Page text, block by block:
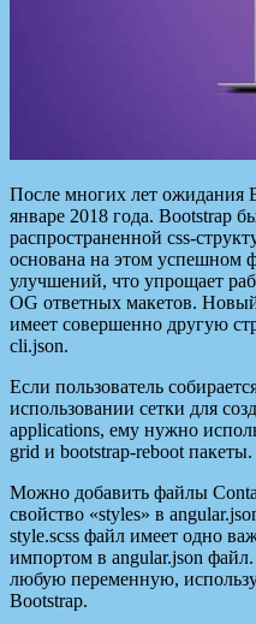
После многих лет ожидания
январе 2018 года. Bootstrap
распространенной css-
основана на этом успешном
улучшений, что упрощает
OG ответных макетов.
имеет совершенно другую
cli.json.
Если пользователь
использовании сетки для
applications, ему нужно
grid и bootstrap-reboot пакеты.
Можно добавить файлы
свойство «styles» в
style.scss файл имеет одно
импортом в angular.json
любую переменную,
Bootstrap.